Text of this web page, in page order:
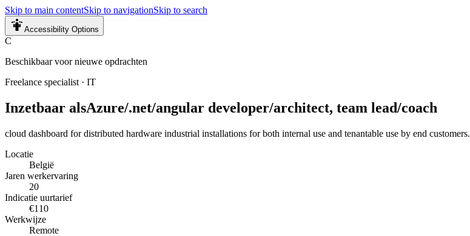
Skip to main contentSkip to navigationSkip to search
Accessibility Options
C
Beschikbaar voor nieuwe opdrachten
Freelance specialist · IT
Inzetbaar alsAzure/.net/angular developer/architect, team lead/coach
cloud dashboard for distributed hardware industrial installations for both internal use and tenantable use by end customers.
Locatie
België
Jaren werkervaring
20
Indicatie uurtarief
€110
Werkwijze
Remote